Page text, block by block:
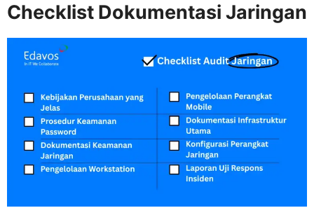
Checklist Dokumentasi Jaringan